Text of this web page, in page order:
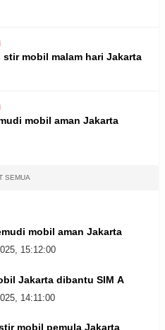
stir mobil malam hari Jakarta
mobil aman Jakarta
SEMUA
mobil aman Jakarta
15:12:00
Jakarta dibantu SIM A
14:11:00
mobil pemula Jakarta